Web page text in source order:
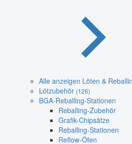
Alle anzeigen Löten &
Lötzubehör (126)
BGA-Reballing-Stationen
Reballing-Zubehör
Grafik-Chipsätze
Reballing-Stationen
Reflow-Öfen